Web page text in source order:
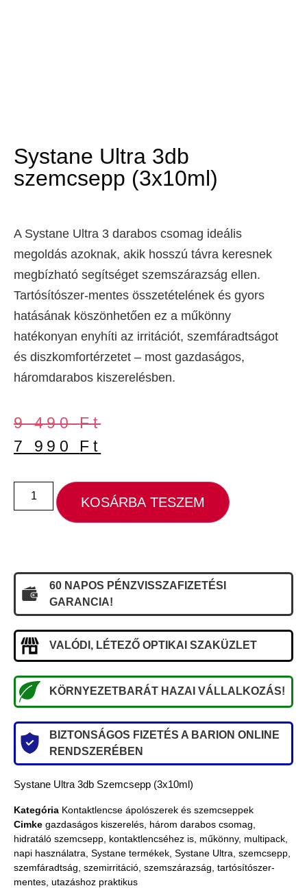
Systane Ultra 3db
szemcsepp (3x10ml)
A Systane Ultra 3 darabos csomag ideális
megoldás azoknak, akik hosszú távra keresnek
megbízható segítséget szemszárazság ellen.
Tartósítószer-mentes összetételének és gyors
hatásának köszönhetően ez a műkönny
hatékonyan enyhíti az irritációt, szemfáradtságot
és diszkomfortérzetet – most gazdaságos,
háromdarabos kiszerelésben.
9 490Ft
7 990 Ft
KOSÁRBA TESZEM
60 NAPOS PÉNZVISSZAFIZETÉSI
GARANCIA!
VALÓDI, LÉTEZŐ OPTIKAI SZAKÜZLET
KÖRNYEZETBARÁT HAZAI VÁLLALKOZÁS!
BIZTONSÁGOS FIZETÉS A BARION ONLINE
RENDSZERÉBEN
Systane Ultra 3db Szemcsepp (3x10ml)
Kategória Kontaktlencse ápolószerek és szemcseppek
Cimke gazdaságos kiszerelés három darabos csomag
hidratáló szemcsepp kontaktlencséhez is műkönny, multipack
napi használatra Systane termékek Systane Ultra szemcsepp
szemfáradtság szemirritáció szemszárazság tartósítószer-
mentes utazáshoz praktikus